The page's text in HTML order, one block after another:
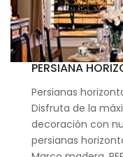
PERSIANA
Persianas
Disfruta de la
decoración con
persianas